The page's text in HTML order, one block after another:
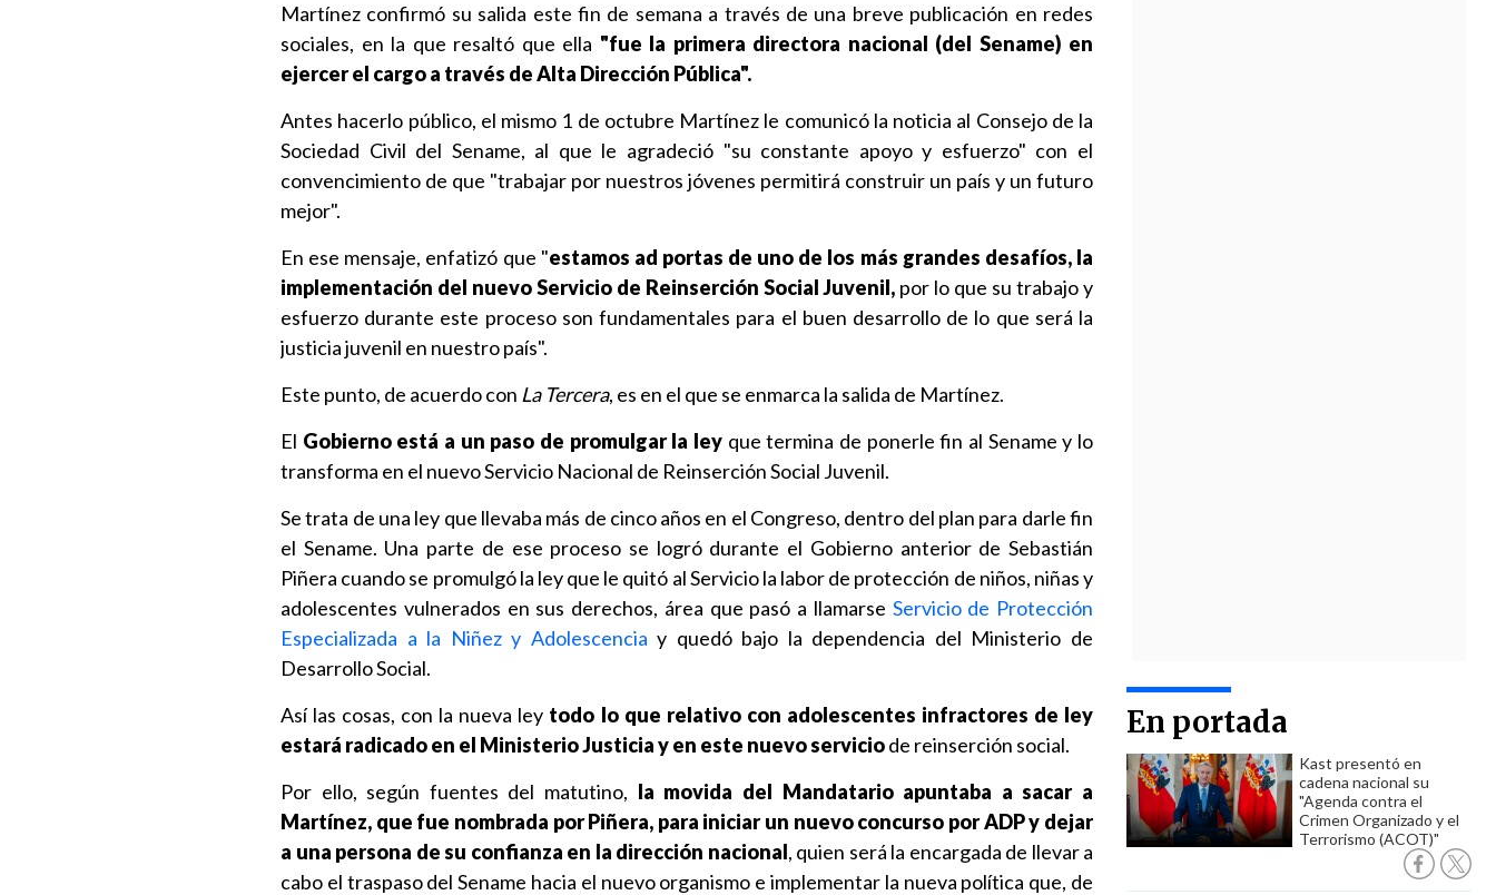
En portada
Kast presentó en
cadena nacional su
"Agenda contra el
Crimen Organizado y el
Terrorismo (ACOT)"
Martínez confirmó su salida este fin de semana a través de una breve publicación en redes
sociales, en la que resaltó que ella "fue la primera directora nacional (del Sename) en
ejercer el cargo a través de Alta Dirección Pública".
Antes hacerlo público, el mismo 1 de octubre Martínez le comunicó la noticia al Consejo de la
Sociedad Civil del Sename, al que le agradeció "su constante apoyo y esfuerzo" con el
convencimiento de que "trabajar por nuestros jóvenes permitirá construir un país y un futuro
mejor".
En ese mensaje, enfatizó que "estamos ad portas de uno de los más grandes desafíos, la
implementación del nuevo Servicio de Reinserción Social Juvenil, por lo que su trabajo y
esfuerzo durante este proceso son fundamentales para el buen desarrollo de lo que será la
justicia juvenil en nuestro país".
Este punto, de acuerdo con La Tercera, es en el que se enmarca la salida de Martínez.
El Gobierno está a un paso de promulgar la ley que termina de ponerle fin al Sename y lo
transforma en el nuevo Servicio Nacional de Reinserción Social Juvenil.
Se trata de una ley que llevaba más de cinco años en el Congreso, dentro del plan para darle fin
el Sename. Una parte de ese proceso se logró durante el Gobierno anterior de Sebastián
Piñera cuando se promulgó la ley que le quitó al Servicio la labor de protección de niños, niñas y
adolescentes vulnerados en sus derechos, área que pasó a llamarse Servicio de Protección
Especializada a la Niñez y Adolescencia y quedó bajo la dependencia del Ministerio de
Desarrollo Social.
Así las cosas, con la nueva ley todo lo que relativo con adolescentes infractores de ley
estará radicado en el Ministerio Justicia y en este nuevo serviciode reinserción social.
Por ello, según fuentes del matutino, la movida del Mandatario apuntaba a sacar a
Martínez, que fue nombrada por Piñera, para iniciar un nuevo concurso por ADP y dejar
a una persona de su confianza en la dirección nacional, quien será la encargada de llevar a
cabo el traspaso del Sename hacia el nuevo organismo e implementar la nueva política que, de